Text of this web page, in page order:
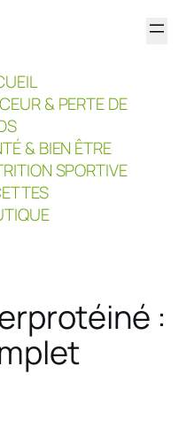
& PERTE DE
& BIEN ÊTRE
SPORTIVE
: